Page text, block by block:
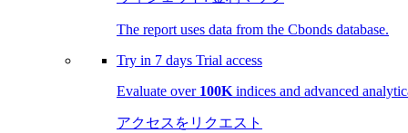
The report uses data from the Cbonds database.
Try in 7 days Trial access
Evaluate over 100K indices and advanced
アクセスをリクエスト